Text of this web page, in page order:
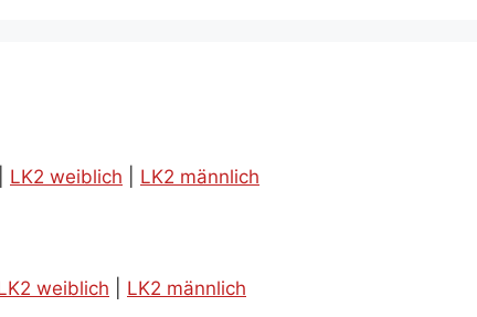
LK2 weiblich LK2 männlich
weiblich LK2 männlich